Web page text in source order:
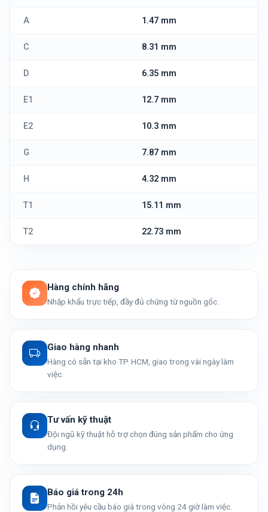
A 1.47 mm
C 8.31 mm
D 6.35 mm
E1 12.7 mm
E2 10.3 mm
G 7.87 mm
H 4.32 mm
T1 15.11 mm
T2 22.73 mm
Hàng chính hãng
Nhập khẩu trực tiếp, đầy đủ chứng từ nguồn gốc.
Giao hàng nhanh
Hàng có sẵn tại kho TP. HCM, giao trong vài ngày làm
việc.
Tư vấn kỹ thuật
Đội ngũ kỹ thuật hỗ trợ chọn đúng sản phẩm cho ứng
dụng.
Báo giá trong 24h
Phản hồi yêu cầu báo giá trong vòng 24 giờ làm việc.